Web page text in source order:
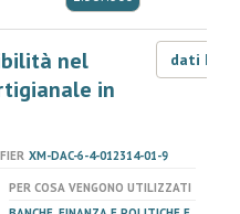
nel
in
dati LOD
XM-DAC-6-4-012314-01-9
PER COSA VENGONO UTILIZZATI